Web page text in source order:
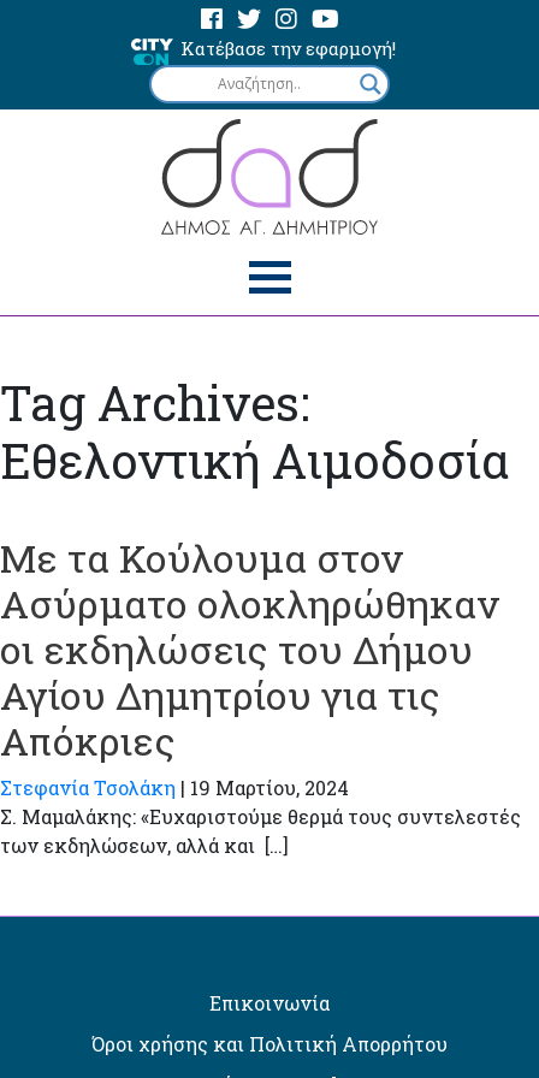
Κατέβασε την εφαρμογή!
Tag Archives:
Εθελοντική Αιμοδοσία
Με τα Κούλουμα στον
Ασύρματο ολοκληρώθηκαν
οι εκδηλώσεις του Δήμου
Αγίου Δημητρίου για τις
Απόκριες
Στεφανία Τσολάκη | 19 Μαρτίου, 2024
Σ. Μαμαλάκης: «Ευχαριστούμε θερμά τους συντελεστές
των εκδηλώσεων, αλλά και […]
Επικοινωνία
Όροι χρήσης και Πολιτική Απορρήτου